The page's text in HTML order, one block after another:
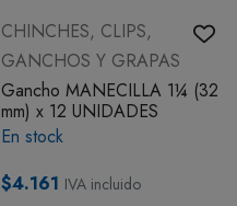
CHINCHES, CLIPS,
GANCHOS Y GRAPAS
Gancho MANECILLA 1¼ (32
mm) x 12 UNIDADES
En stock
$4.161 IVA incluido